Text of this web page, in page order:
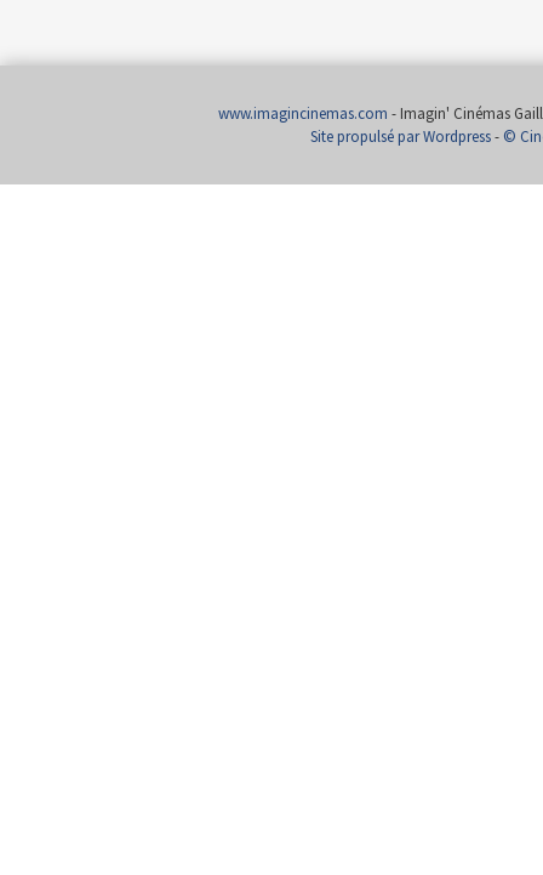
www.imagincinemas.com - Imagin' Cinémas
Site propulsé par Wordpress- ©